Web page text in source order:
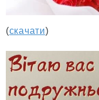
(скачати)